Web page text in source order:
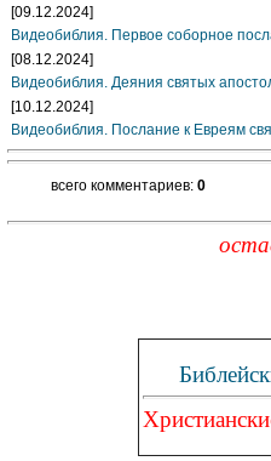
[09.12.2024]
Видеобиблия. Первое соборное
[08.12.2024]
Видеобиблия. Деяния святых
[10.12.2024]
Видеобиблия. Послание к Евреям
всего комментариев: 0